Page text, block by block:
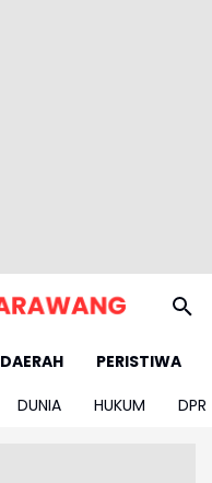
DAERAH
PERISTIWA
DUNIA HUKUM DPR